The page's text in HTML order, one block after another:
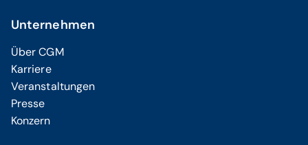
Unternehmen
Über CGM
Karriere
Veranstaltungen
Presse
Konzern